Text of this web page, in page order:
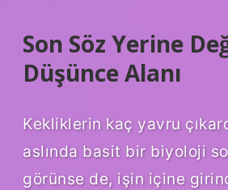
Son Söz Yerine
Düşünce Alanı
Kekliklerin kaç yavru
aslında basit bir biyoloji
görünse de, işin içine